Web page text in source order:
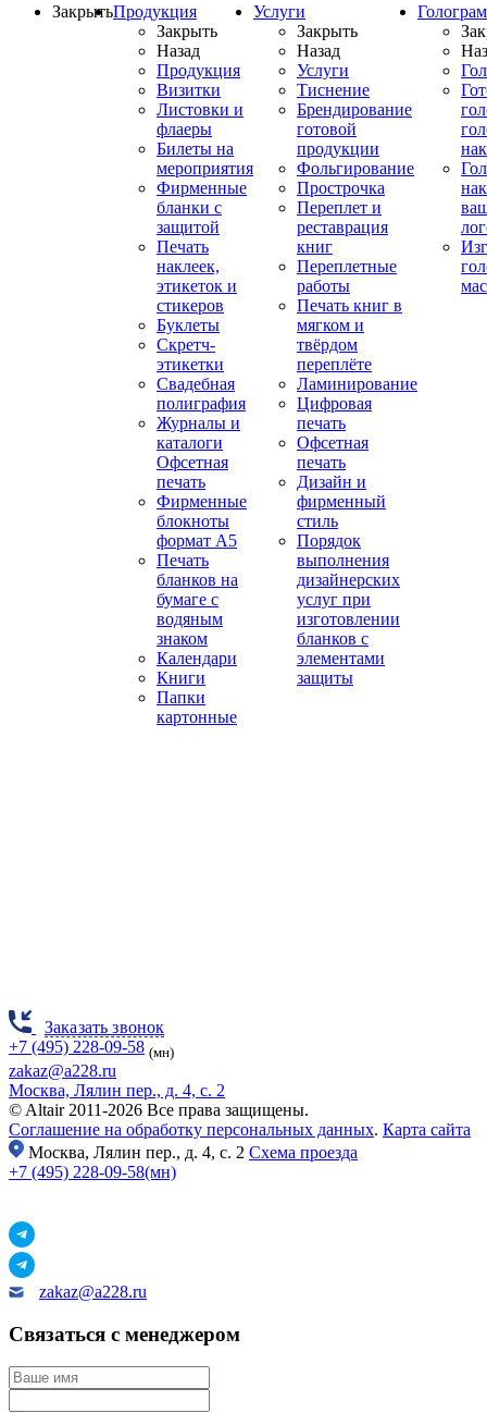
ЗакрытьПродукция
Закрыть
Назад
Продукция
Визитки
Листовки и
флаеры
Билеты на
мероприятия
Фирменные
бланки с
защитой
Печать
наклеек,
этикеток и
стикеров
Буклеты
Скретч-
этикетки
Свадебная
полиграфия
Журналы и
каталоги
Офсетная
печать
Фирменные
блокноты
формат А5
Печать
бланков на
бумаге с
водяным
знаком
Календари
Книги
Папки
картонные
Услуги
Закрыть
Назад
Услуги
Тиснение
Брендирование
готовой
продукции
Фольгирование
Прострочка
Переплет и
реставрация
книг
Переплетные
работы
Печать книг в
мягком и
твёрдом
переплёте
Ламинирование
Цифровая
печать
Офсетная
печать
Дизайн и
фирменный
стиль
Порядок
выполнения
дизайнерских
услуг при
изготовлении
бланков с
элементами
защиты
Заказать звонок
+7 (495) 228-09-58 (мн)
zakaz@a228.ru
Москва, Лялин пер., д. 4, с. 2
© Altair 2011-2026 Все права защищены.
Соглашение на обработку персональных данных. Карта сайта
Москва, Лялин пер., д. 4, с. 2 Схема проезда
+7 (495) 228-09-58(мн)
zakaz@a228.ru
Связаться с менеджером